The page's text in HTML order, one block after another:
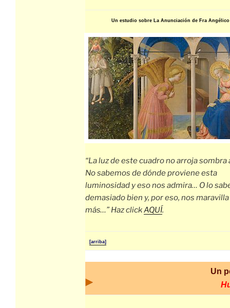
Un estudio sobre La Anunciación de Fra Angélico
“La luz de este cuadro no arroja sombra
No sabemos de dónde proviene esta
luminosidad y eso nos admira… O lo
demasiado bien y, por eso, nos
más…” Haz clickAQUÍ.
[arriba]
Un